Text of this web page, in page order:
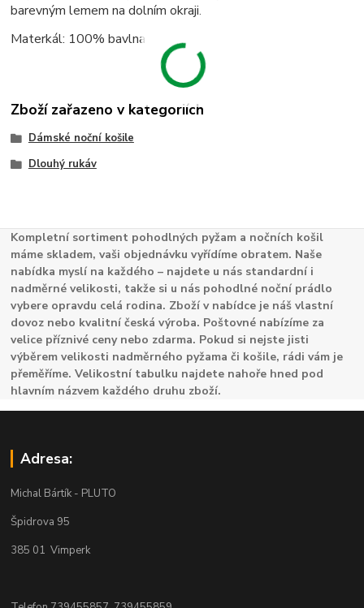
barevným lemem na dolním okraji.
Materkál: 100% bavlna
Zboží zařazeno v kategoriích
Dámské noční košile
Dlouhý rukáv
Kompletní sortiment pohodlných pyžam a nočních košil
máme skladem, vaši objednávku vyřídíme obratem. Naše
nabídka myslí na každého – najdete u nás standardní i
nadměrné velikosti, takže si u nás pohodlné noční prádlo
vybere opravdu celá rodina. Zboží v nabídce je náš vlastní
dovoz nebo kvalitní česká výroba. Poštovné nabízíme za
velice příznivé ceny nebo zdarma. Pokud si nejste jisti
výběrem velikosti nadměrného pyžama či košile, rádi vám je
přeměříme. Velikostní tabulku najdete nahoře hned pod
hlavním názvem každého druhu zboží.
Adresa:
Michal Bártík - PLUTO
Špidrova 95
385 01 Vimperk